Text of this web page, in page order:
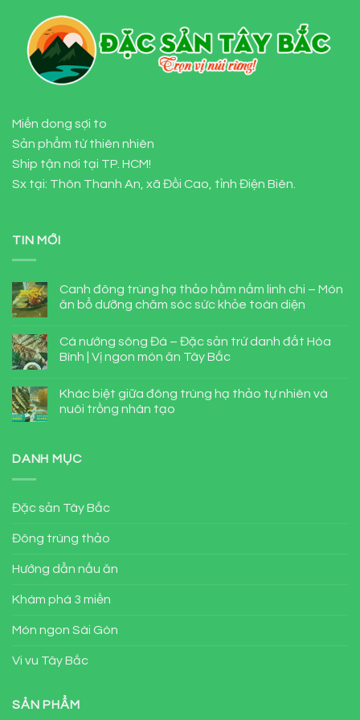
Miến dong sợi to
Sản phẩm từ thiên nhiên
Ship tận nơi tại TP. HCM!
Sx tại: Thôn Thanh An, xã Đồi Cao, tỉnh Điện Biên.
TIN MỚI
Canh đông trùng hạ thảo hầm nấm linh chi – Món
ăn bổ dưỡng chăm sóc sức khỏe toàn diện
Cá nướng sông Đà – Đặc sản trứ danh đất Hòa
Bình | Vị ngon món ăn Tây Bắc
Khác biệt giữa đông trùng hạ thảo tự nhiên và
nuôi trồng nhân tạo
DANH MỤC
Đặc sản Tây Bắc
Đông trùng thảo
Hướng dẫn nấu ăn
Khám phá 3 miền
Món ngon Sài Gòn
Vi vu Tây Bắc
SẢN PHẨM